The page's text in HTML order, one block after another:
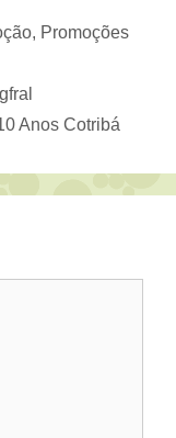
, Promoções
Anos Cotribá